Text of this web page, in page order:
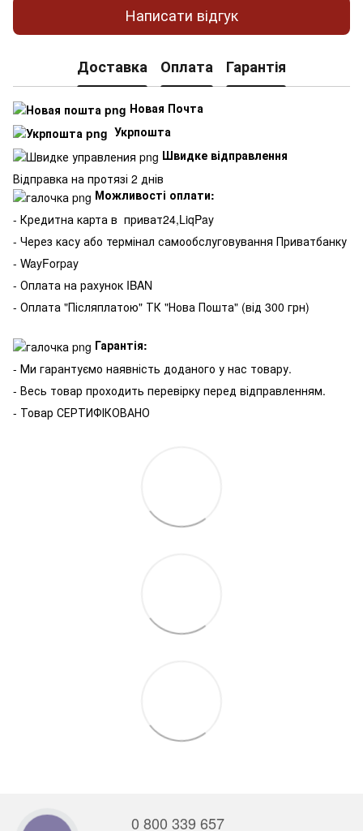
Написати відгук
Доставка Оплата Гарантія
Новая Почта
Укрпошта
Швидке відправлення
Відправка на протязі 2 днів
Можливості оплати:
- Кредитна карта в приват24,LiqPay
- Через касу або термінал самообслуговування Приватбанку
- WayForpay
- Оплата на рахунок IBAN
- Оплата "Післяплатою" ТК "Нова Пошта" (від 300 грн)
Гарантія:
- Ми гарантуємо наявність доданого у нас товару.
- Весь товар проходить перевірку перед відправленням.
- Товар СЕРТИФІКОВАНО
0 800 339 657